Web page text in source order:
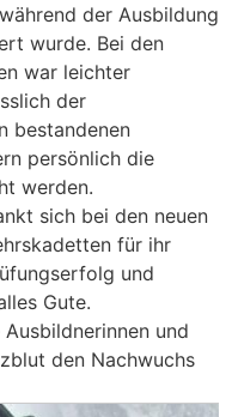
der Ausbildung
wurde. Bei den
war leichter
der
bestandenen
persönlich die
werden.
sich bei den neuen
für ihr
und
Gute.
und
den Nachwuchs